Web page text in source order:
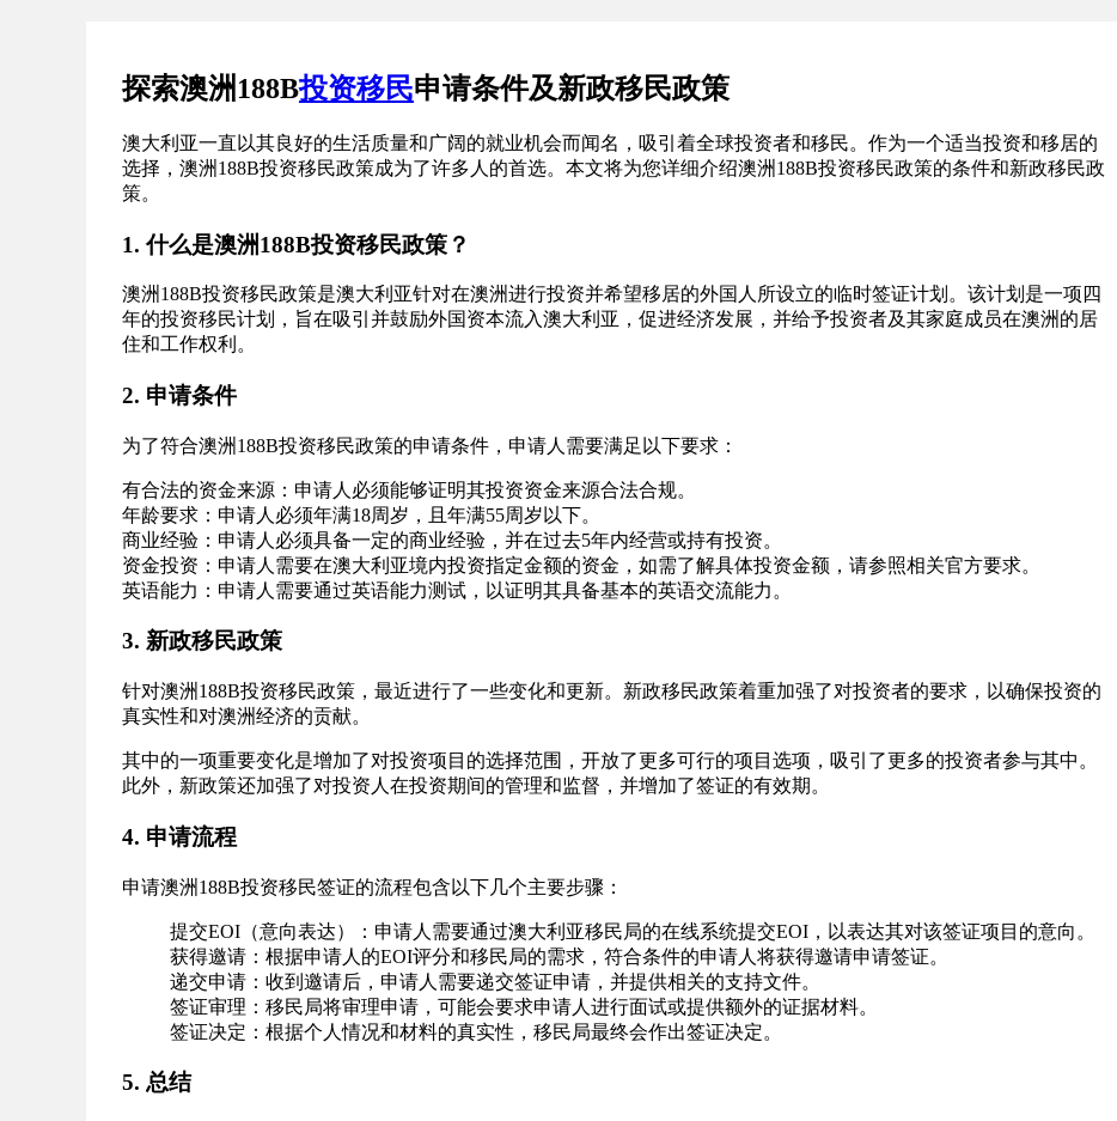
探索澳洲188B投资移民申请条件及新政移民政策
澳大利亚一直以其良好的生活质量和广阔的就业机会而闻名，吸引着全球投资者和移民。作为一个适当投资和移居的
选择，澳洲188B投资移民政策成为了许多人的首选。本文将为您详细介绍澳洲188B投资移民政策的条件和新政移民政
策。
1. 什么是澳洲188B投资移民政策？
澳洲188B投资移民政策是澳大利亚针对在澳洲进行投资并希望移居的外国人所设立的临时签证计划。该计划是一项四
年的投资移民计划，旨在吸引并鼓励外国资本流入澳大利亚，促进经济发展，并给予投资者及其家庭成员在澳洲的居
住和工作权利。
2. 申请条件
为了符合澳洲188B投资移民政策的申请条件，申请人需要满足以下要求：
有合法的资金来源：申请人必须能够证明其投资资金来源合法合规。
年龄要求：申请人必须年满18周岁，且年满55周岁以下。
商业经验：申请人必须具备一定的商业经验，并在过去5年内经营或持有投资。
资金投资：申请人需要在澳大利亚境内投资指定金额的资金，如需了解具体投资金额，请参照相关官方要求。
英语能力：申请人需要通过英语能力测试，以证明其具备基本的英语交流能力。
3. 新政移民政策
针对澳洲188B投资移民政策，最近进行了一些变化和更新。新政移民政策着重加强了对投资者的要求，以确保投资的
真实性和对澳洲经济的贡献。
其中的一项重要变化是增加了对投资项目的选择范围，开放了更多可行的项目选项，吸引了更多的投资者参与其中。
此外，新政策还加强了对投资人在投资期间的管理和监督，并增加了签证的有效期。
4. 申请流程
申请澳洲188B投资移民签证的流程包含以下几个主要步骤：
提交EOI（意向表达）：申请人需要通过澳大利亚移民局的在线系统提交EOI，以表达其对该签证项目的意向。
获得邀请：根据申请人的EOI评分和移民局的需求，符合条件的申请人将获得邀请申请签证。
递交申请：收到邀请后，申请人需要递交签证申请，并提供相关的支持文件。
签证审理：移民局将审理申请，可能会要求申请人进行面试或提供额外的证据材料。
签证决定：根据个人情况和材料的真实性，移民局最终会作出签证决定。
5. 总结